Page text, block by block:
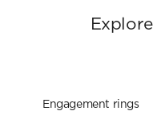
Engagement rings